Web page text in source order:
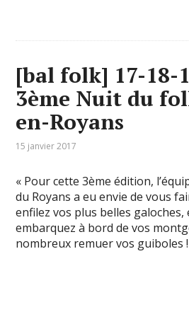
[bal folk] 17-18-
3ème Nuit du
en-Royans
15 janvier 2017
« Pour cette 3ème édition,
du Royans a eu envie de vous
enfilez vos plus belles
embarquez à bord de vos
nombreux remuer vos guiboles !